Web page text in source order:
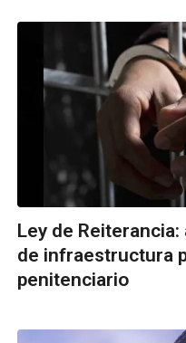
Ley de
de infraestructura
penitenciario